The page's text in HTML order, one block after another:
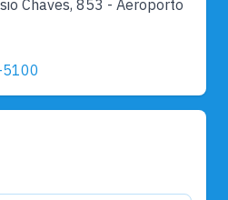
Chaves, 853 - Aeroporto